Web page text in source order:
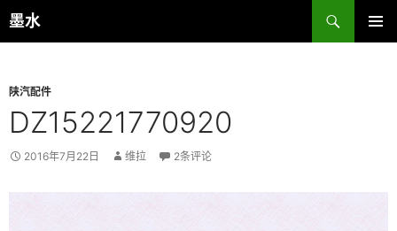
跳
至
墨水
搜
索
陕汽配件
DZ15221770920
2016年7月22日 维拉 2条评论